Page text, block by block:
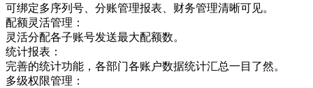
可绑定多序列号、分账管理报表、财务管理清晰可见。
配额灵活管理：
灵活分配各子账号发送最大配额数。
统计报表：
完善的统计功能，各部门各账户数据统计汇总一目了然。
多级权限管理：